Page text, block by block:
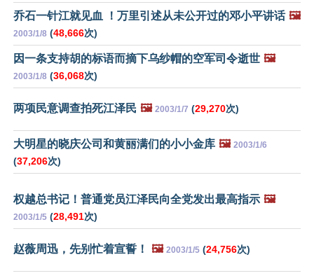
乔石一针江就见血 ！万里引述从未公开过的邓小平讲话 🖼️
2003/1/8 (48,666次)
因一条支持胡的标语而摘下乌纱帽的空军司令逝世 🖼️
2003/1/8 (36,068次)
两项民意调查拍死江泽民 🖼️ 2003/1/7 (29,270次)
大明星的晓庆公司和黄丽满们的小小金库 🖼️ 2003/1/6
(37,206次)
权越总书记！普通党员江泽民向全党发出最高指示 🖼️
2003/1/5 (28,491次)
赵薇周迅，先别忙着宣誓！ 🖼️ 2003/1/5 (24,756次)